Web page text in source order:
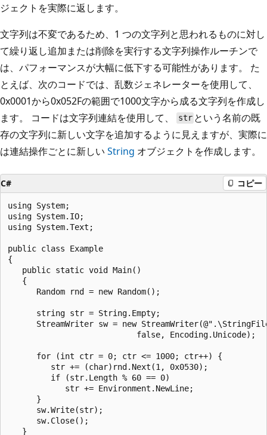
ジェクトを実際に返します。
文字列は不変であるため、1 つの文字列と思われるものに対し
て繰り返し追加または削除を実行する文字列操作ルーチンで
は、パフォーマンスが大幅に低下する可能性があります。 た
とえば、次のコードでは、乱数ジェネレーターを使用して、
0x0001から0x052Fの範囲で1000文字から成る文字列を作成し
ます。 コードは文字列連結を使用して、
str という名前の既
存の文字列に新しい文字を追加するように見えますが、実際に
は連結操作ごとに新しい String オブジェクトを作成します。
C# コピー
using System;
using System.IO;
using System.Text;
public class Example
{
   public static void Main()
   {
      Random rnd = new Random();
      string str = String.Empty;
StreamWriter sw = new
                           false, Encoding.Unicode);
      for (int ctr = 0; ctr <= 1000; ctr++) {
         str += (char)rnd.Next(1, 0x0530);
         if (str.Length % 60 == 0)
            str += Environment.NewLine;
      }
      sw.Write(str);
      sw.Close();
   }